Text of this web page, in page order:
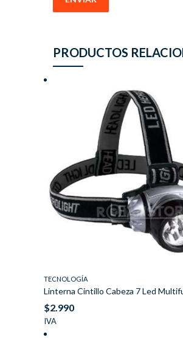
PRODUCTOS
TECNOLOGÍA
Linterna Cintillo Cabeza 7 Led
$2.990
IVA